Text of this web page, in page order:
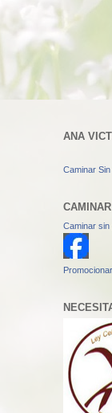
ANA
Caminar
Caminar sin